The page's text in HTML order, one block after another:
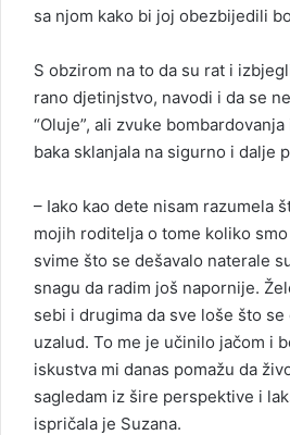
sa njom kako bi joj obezbijedili
S obzirom na to da su rat i
rano djetinjstvo, navodi i da se
“Oluje”, ali zvuke
baka sklanjala na sigurno i dalje
– Iako kao dete nisam razumela
mojih roditelja o tome koliko
svime što se dešavalo naterale
snagu da radim još napornije.
sebi i drugima da sve loše što
uzalud. To me je učinilo jačom i
iskustva mi danas pomažu da
sagledam iz šire perspektive i
ispričala je Suzana.